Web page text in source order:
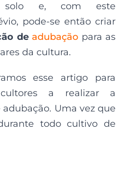
solo e, com este
pode-se então criar
de adubação para as
da cultura.
esse artigo para
a realizar a
Uma vez que
todo cultivo de